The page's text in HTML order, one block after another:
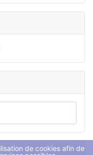
de cookies afin de